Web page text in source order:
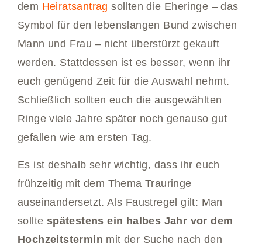
dem Heiratsantrag sollten die Eheringe – das
Symbol für den lebenslangen Bund zwischen
Mann und Frau – nicht überstürzt gekauft
werden. Stattdessen ist es besser, wenn ihr
euch genügend Zeit für die Auswahl nehmt.
Schließlich sollten euch die ausgewählten
Ringe viele Jahre später noch genauso gut
gefallen wie am ersten Tag.
Es ist deshalb sehr wichtig, dass ihr euch
frühzeitig mit dem Thema Trauringe
auseinandersetzt. Als Faustregel gilt: Man
sollte spätestens ein halbes Jahr vor dem
Hochzeitstermin mit der Suche nach den